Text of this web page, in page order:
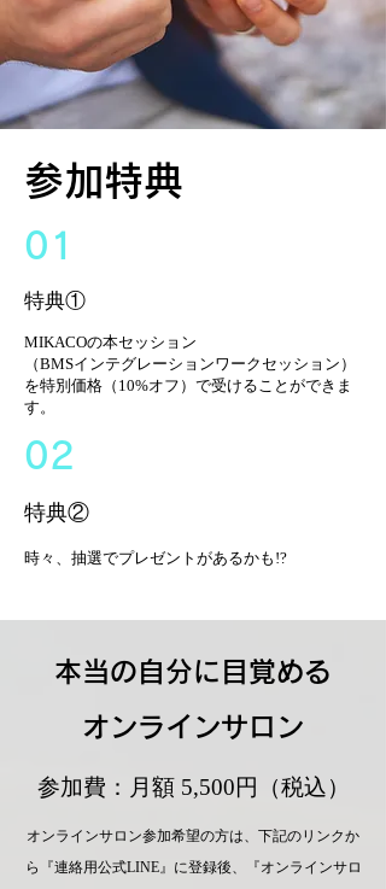
参加特典
01
特典①
MIKACOの本セッション
（BMSインテグレーションワークセッション）
を特別価格（10%オフ）で受けることができま
す。
02
特典②
時々、抽選でプレゼントがあるかも!?
本当の自分に目覚める
オンラインサロン
参加費：月額 5,500円（税込）
オンラインサロン参加希望の方は、下記のリンクか
ら『連絡用公式LINE』に登録後、『オンラインサロ